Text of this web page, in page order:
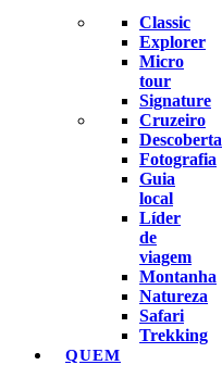
Classic
Explorer
Micro
tour
Signature
Cruzeiro
Descoberta
Fotografia
Guia
local
Líder
de
viagem
Montanha
Natureza
Safari
Trekking
QUEM